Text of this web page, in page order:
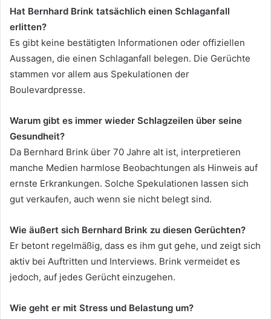
Hat Bernhard Brink tatsächlich einen Schlaganfall
erlitten?
Es gibt keine bestätigten Informationen oder offiziellen
Aussagen, die einen Schlaganfall belegen. Die Gerüchte
stammen vor allem aus Spekulationen der
Boulevardpresse.
Warum gibt es immer wieder Schlagzeilen über seine
Gesundheit?
Da Bernhard Brink über 70 Jahre alt ist, interpretieren
manche Medien harmlose Beobachtungen als Hinweis auf
ernste Erkrankungen. Solche Spekulationen lassen sich
gut verkaufen, auch wenn sie nicht belegt sind.
Wie äußert sich Bernhard Brink zu diesen Gerüchten?
Er betont regelmäßig, dass es ihm gut gehe, und zeigt sich
aktiv bei Auftritten und Interviews. Brink vermeidet es
jedoch, auf jedes Gerücht einzugehen.
Wie geht er mit Stress und Belastung um?